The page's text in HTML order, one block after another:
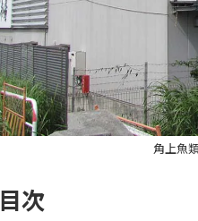
角上魚
目次